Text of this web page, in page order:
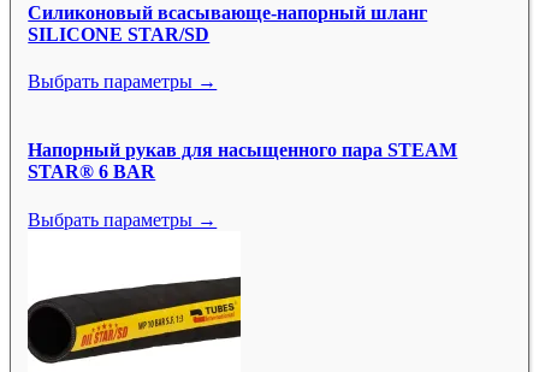
Силиконовый всасывающе-напорный шланг
SILICONE STAR/SD
Выбрать параметры →
Напорный рукав для насыщенного пара STEAM
STAR® 6 BAR
Выбрать параметры →